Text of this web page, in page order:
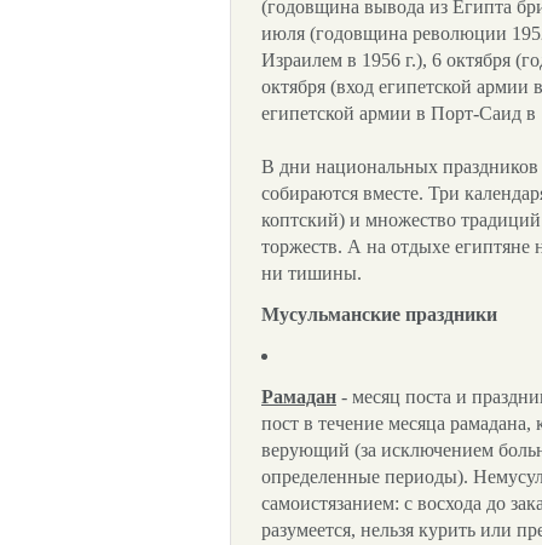
(годовщина вывода из Египта
июля (годовщина революции
Израилем в 1956 г.), 6 октября
октября (вход египетской армии
египетской армии в Порт-Саид в
В дни национальных
собираются вместе. Три
коптский) и множество
торжеств. А на отдыхе
ни тишины.
Мусульманские праздники
Рамадан - месяц поста и
пост в течение месяца
верующий (за исключением
определенные периоды).
самоистязанием: с восхода до
разумеется, нельзя курить или